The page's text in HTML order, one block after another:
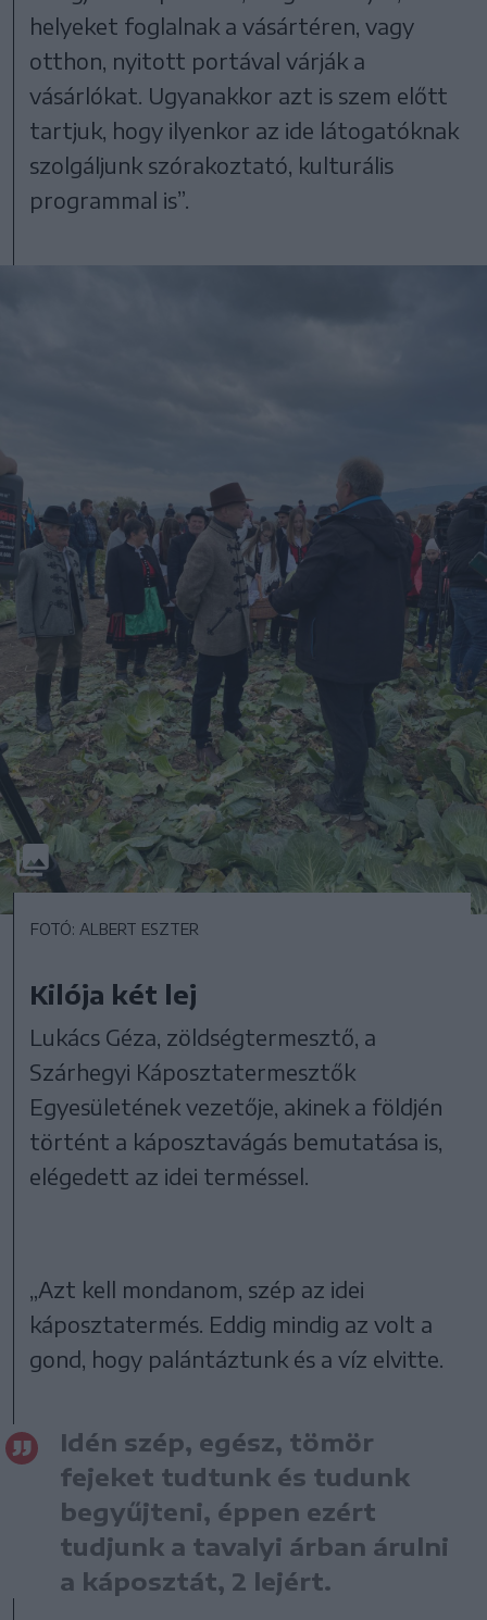
helyeket foglalnak a vásártéren, vagy
otthon, nyitott portával várják a
vásárlókat. Ugyanakkor azt is szem előtt
tartjuk, hogy ilyenkor az ide látogatóknak
szolgáljunk szórakoztató, kulturális
programmal is”.
FOTÓ: ALBERT ESZTER
Kilója két lej
Lukács Géza, zöldségtermesztő, a
Szárhegyi Káposztatermesztők
Egyesületének vezetője, akinek a földjén
történt a káposztavágás bemutatása is,
elégedett az idei terméssel.
„Azt kell mondanom, szép az idei
káposztatermés. Eddig mindig az volt a
gond, hogy palántáztunk és a víz elvitte.
Idén szép, egész, tömör
fejeket tudtunk és tudunk
begyűjteni, éppen ezért
tudjunk a tavalyi árban árulni
a káposztát, 2 lejért.